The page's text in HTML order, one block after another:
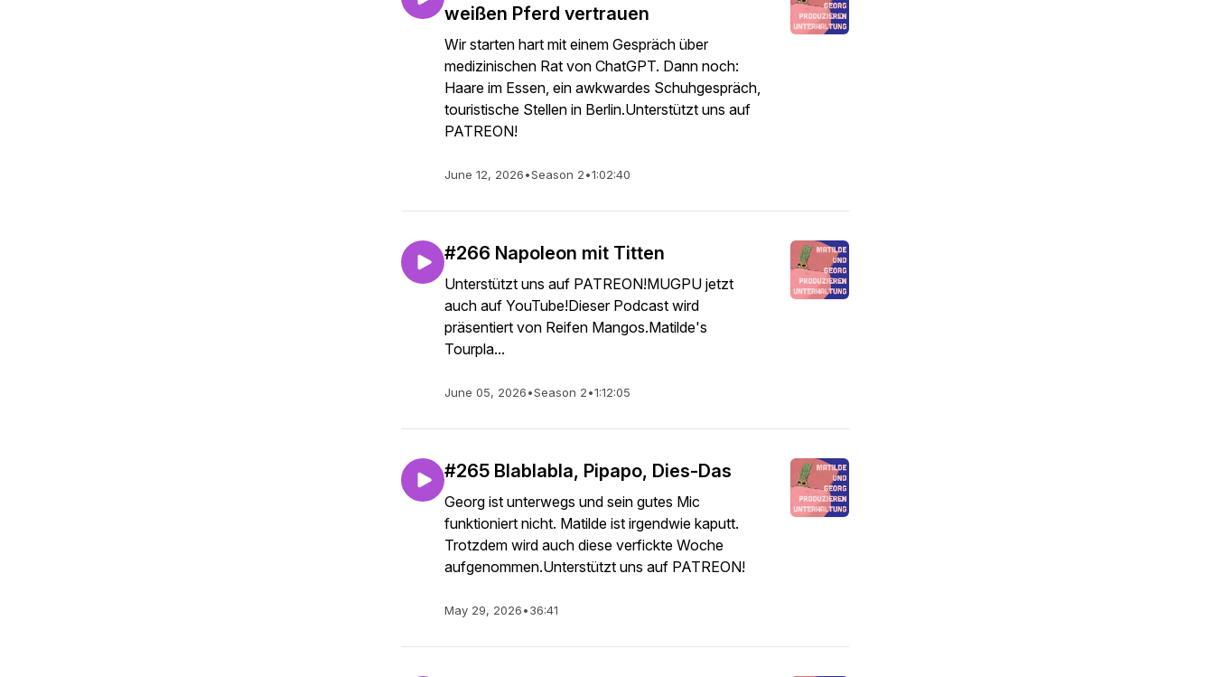
weißen Pferd vertrauen
Wir starten hart mit einem Gespräch über
medizinischen Rat von ChatGPT. Dann noch:
Haare im Essen, ein awkwardes Schuhgespräch,
touristische Stellen in Berlin.Unterstützt uns auf
PATREON!
June 12, 2026•Season 2•1:02:40
#266 Napoleon mit Titten
Unterstützt uns auf PATREON!MUGPU jetzt
auch auf YouTube!Dieser Podcast wird
präsentiert von Reifen Mangos.Matilde's
Tourpla...
June 05, 2026•Season 2•1:12:05
#265 Blablabla, Pipapo, Dies-Das
Georg ist unterwegs und sein gutes Mic
funktioniert nicht. Matilde ist irgendwie kaputt.
Trotzdem wird auch diese verfickte Woche
aufgenommen.Unterstützt uns auf PATREON!
May 29, 2026•36:41